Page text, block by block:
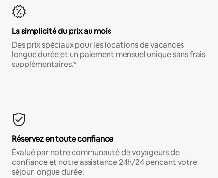
La simplicité du prix au mois
Des prix spéciaux pour les locations de vacances
longue durée et un paiement mensuel unique sans frais
supplémentaires.*
Réservez en toute confiance
Évalué par notre communauté de voyageurs de
confiance et notre assistance 24h/24 pendant votre
séjour longue durée.